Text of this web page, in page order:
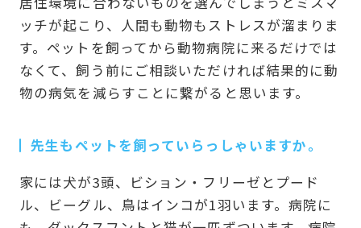
ッチが起こり、人間も動物もストレスが溜まりま
す。ペットを飼ってから動物病院に来るだけでは
なくて、飼う前にご相談いただければ結果的に動
物の病気を減らすことに繋がると思います。
先生もペットを飼っていらっしゃいますか。
家には犬が3頭、ビション・フリーゼとプード
ル、ビーグル、鳥はインコが1羽います。病院に